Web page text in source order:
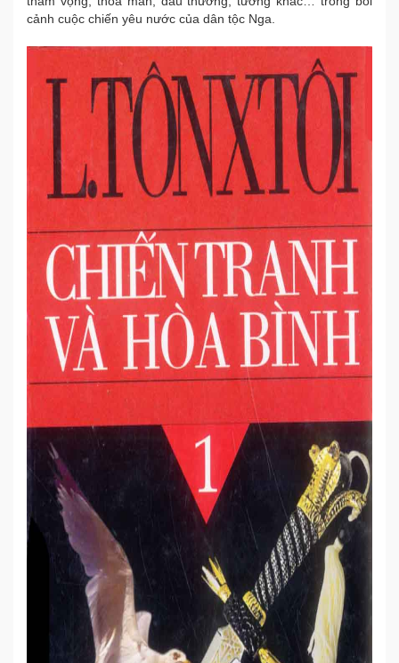
cảnh cuộc chiến yêu nước của dân tộc Nga.